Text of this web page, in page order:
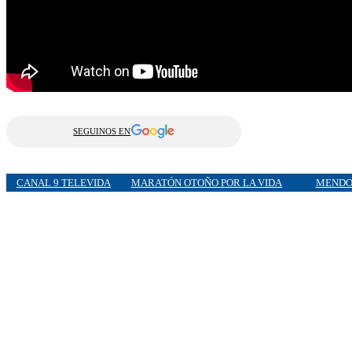
SEGUINOS EN
CANAL 9 TELEVIDA MARATÓN OTOÑO POR LA VIDA